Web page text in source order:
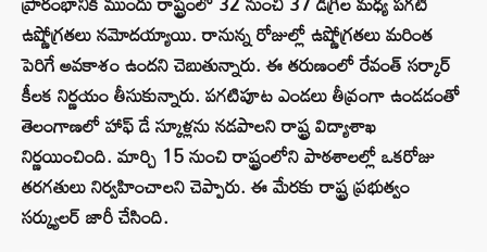
ఉష్ణోగ్రతలు నమోదయ్యాయి. రానున్న రోజుల్లో ఉష్ణోగ్రతలు మరింత
పెరిగే అవకాశం ఉందని చెబుతున్నారు. ఈ తరుణంలో రేవంత్ సర్కార్
కీలక నిర్ణయం తీసుకున్నారు. పగటిపూట ఎండలు తీవ్రంగా ఉండడంతో
తెలంగాణలో హాఫ్ డే స్కూళ్లను నడపాలని రాష్ట్ర విద్యాశాఖ
నిర్ణయించింది. మార్చి 15 నుంచి రాష్ట్రంలోని పాఠశాలల్లో ఒకరోజు
తరగతులు నిర్వహించాలని చెప్పారు. ఈ మేరకు రాష్ట్ర ప్రభుత్వం
సర్క్యులర్ జారీ చేసింది.